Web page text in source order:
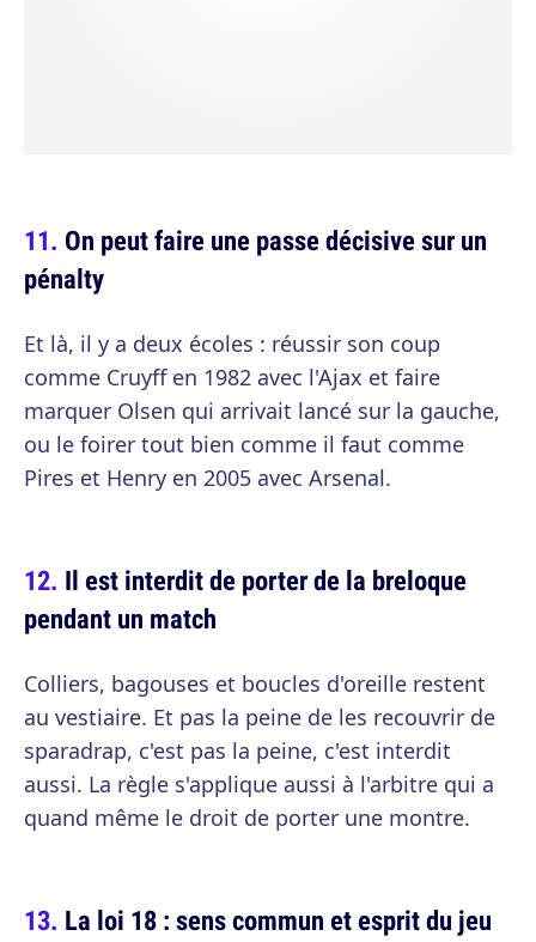
On peut faire une passe décisive sur un
pénalty
Et là, il y a deux écoles : réussir son coup
comme Cruyff en 1982 avec l'Ajax et faire
marquer Olsen qui arrivait lancé sur la gauche,
ou le foirer tout bien comme il faut comme
Pires et Henry en 2005 avec Arsenal.
Il est interdit de porter de la breloque
pendant un match
Colliers, bagouses et boucles d'oreille restent
au vestiaire. Et pas la peine de les recouvrir de
sparadrap, c'est pas la peine, c'est interdit
aussi. La règle s'applique aussi à l'arbitre qui a
quand même le droit de porter une montre.
La loi 18 : sens commun et esprit du jeu